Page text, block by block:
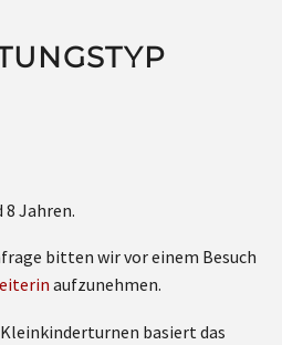
8 Jahren.
bitten wir vor einem Besuch
aufzunehmen.
basiert das